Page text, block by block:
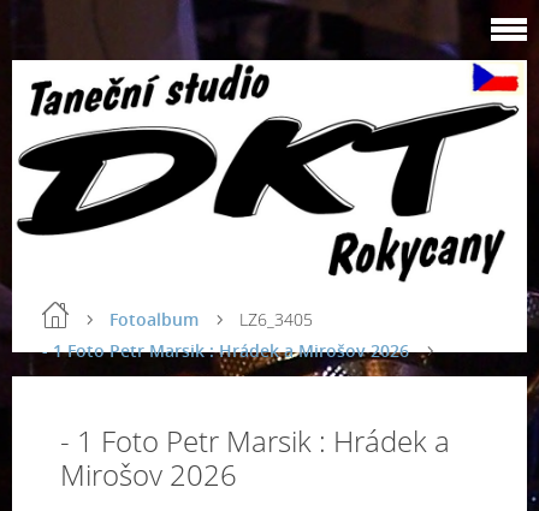
Fotoalbum
- 1 Foto Petr Marsik : Hrádek a Mirošov 2026
LZ6_3405
- 1 Foto Petr Marsik : Hrádek a
Mirošov 2026